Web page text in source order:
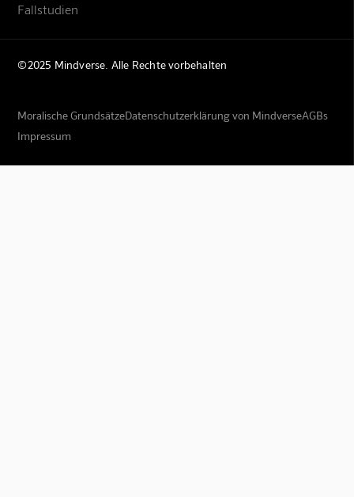
Fallstudien
©2025 Mindverse. Alle Rechte vorbehalten
Moralische GrundsätzeDatenschutzerklärung von MindverseAGBs
Impressum